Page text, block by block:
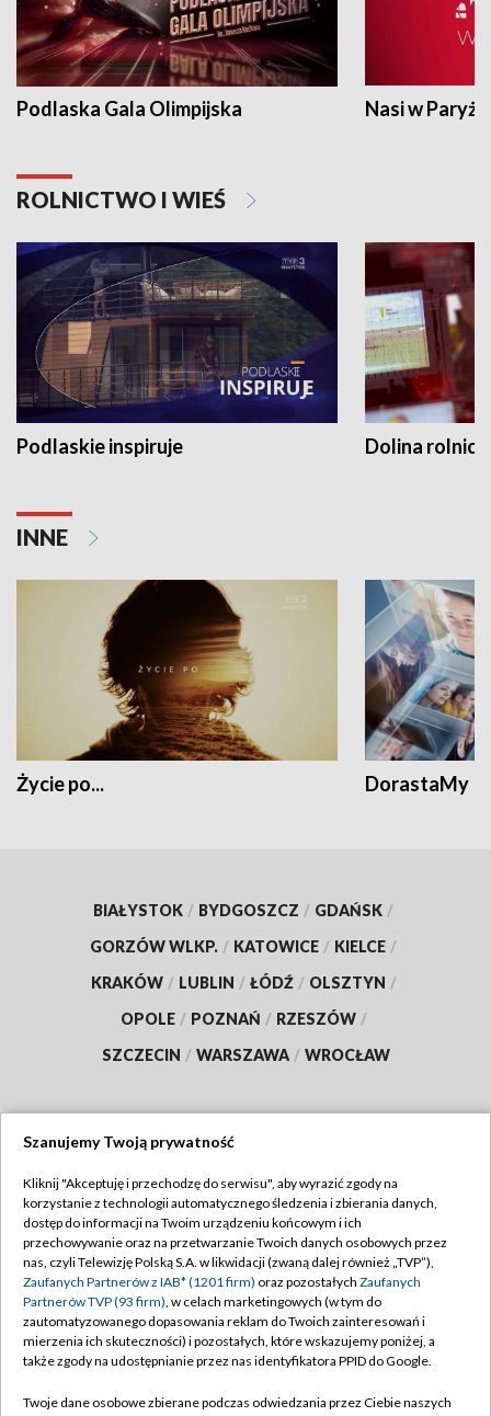
Podlaska Gala Olimpijska Nasi w Paryżu
ROLNICTWO I WIEŚ
Podlaskie inspiruje Dolina
INNE
Życie po... DorastaMy
BIAŁYSTOK / BYDGOSZCZ / GDAŃSK /
GORZÓW WLKP. / KATOWICE / KIELCE /
KRAKÓW / LUBLIN / ŁÓDŹ / OLSZTYN /
OPOLE / POZNAŃ / RZESZÓW /
SZCZECIN / WARSZAWA / WROCŁAW
TVP
Abonament TVP
Emisja w TVP
Centrum informacji TVP
Naziemna Telewizja Cyfrowa
Regulamin TVP
Polityka prywatności
Moje zgody
Pomoc
Szanujemy Twoją prywatność
Kliknij "Akceptuję i przechodzę do serwisu", aby wyrazić zgody na
korzystanie z technologii automatycznego śledzenia i zbierania danych,
dostęp do informacji na Twoim urządzeniu końcowym i ich
przechowywanie oraz na przetwarzanie Twoich danych osobowych przez
nas, czyli Telewizję Polską S.A. w likwidacji (zwaną dalej również „TVP”),
Zaufanych Partnerów z IAB* (1201 firm) oraz pozostałych Zaufanych
Partnerów TVP (93 firm), w celach marketingowych (w tym do
zautomatyzowanego dopasowania reklam do Twoich zainteresowań i
mierzenia ich skuteczności) i pozostałych, które wskazujemy poniżej, a
także zgody na udostępnianie przez nas identyfikatora PPID do Google.
Twoje dane osobowe zbierane podczas odwiedzania przez Ciebie naszych